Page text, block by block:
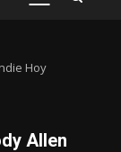
PRIMARY
Hoy
Allen